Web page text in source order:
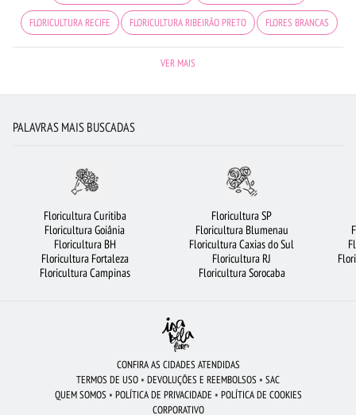
FLORICULTURA RECIFE FLORICULTURA RIBEIRÃO PRETO FLORES BRANCAS
CESTA DE CAFÉ DA MANHÃ FLORICULTURA SÃO JOSÉ DOS CAMPOS
FLORICULTURA GUARULHOS COROA DE FLORES VIOLETA
FLORICULTURA JUNDIAÍ FLORICULTURA UBERLÂNDIA BUQUÊS DE FLORES
BUQUÊ DE 20 ROSAS VERMELHAS
FLORICULTURA SÃO BERNARDO DO CAMPO
FLORICULTURA BH FLORICULTURA NITERÓI FLORICULTURA SP
VER MAIS
PALAVRAS MAIS BUSCADAS
Floricultura Curitiba
Floricultura Goiânia
Floricultura BH
Floricultura Fortaleza
Floricultura Campinas
Floricultura SP
Floricultura Blumenau
Floricultura Caxias do Sul
Floricultura RJ
Floricultura Sorocaba
CONFIRA AS CIDADES ATENDIDAS
TERMOS DE USO • DEVOLUÇÕES E REEMBOLSOS • SAC
QUEM SOMOS • POLÍTICA DE PRIVACIDADE • POLÍTICA DE COOKIES
CORPORATIVO